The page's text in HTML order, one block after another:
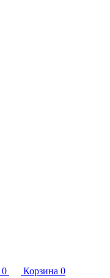
0 Корзина 0